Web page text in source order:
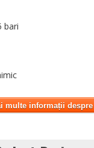
bari
multe informații